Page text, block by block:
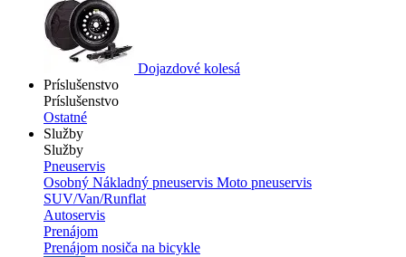
Dojazdové kolesá
Príslušenstvo
Príslušenstvo
Ostatné
Služby
Služby
Pneuservis
Osobný Nákladný pneuservis Moto pneuservis
SUV/Van/Runflat
Autoservis
Prenájom
Prenájom nosiča na bicykle